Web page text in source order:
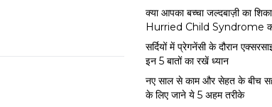
क्या आपका बच्चा जल्दबाज़ी का
Hurried Child Syndrome
सर्द‍ियों में प्रेगनेंसी के दौरान
इन 5 बातों का रखें ध्यान
नए साल से काम और सेहत के बीच
के लिए जाने ये 5 अहम तरीके